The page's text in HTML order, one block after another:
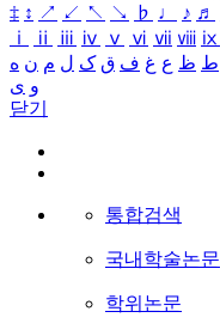
‡ ↕ ↗ ↙ ↖ ↘ ♭ ♩ ♪ ♬
ⅰ
ⅱ ⅲ ⅳ ⅴ ⅵ ⅶ ⅷ ⅸ
ط ظ ع غ ف ق ک ل م ن ه
و ی
닫기
통합검색
국내학술논문
학위논문